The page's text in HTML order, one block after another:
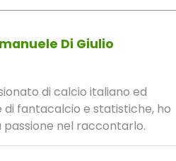
Di Giulio
di calcio italiano ed
fantacalcio e statistiche, ho
nel raccontarlo.